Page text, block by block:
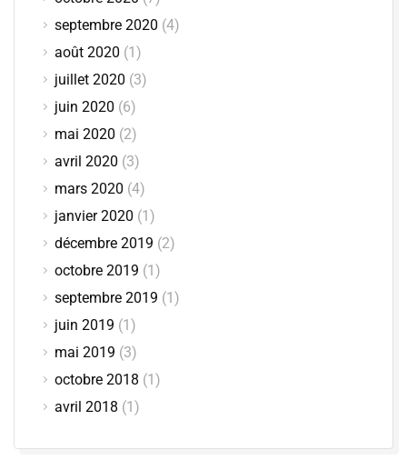
septembre 2020 (4)
août 2020 (1)
juillet 2020 (3)
juin 2020 (6)
mai 2020 (2)
avril 2020 (3)
mars 2020 (4)
janvier 2020 (1)
décembre 2019 (2)
octobre 2019 (1)
septembre 2019 (1)
juin 2019 (1)
mai 2019 (3)
octobre 2018 (1)
avril 2018 (1)